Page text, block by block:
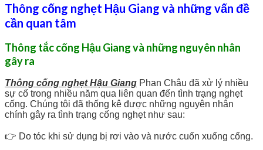
Thông cống nghẹt Hậu Giang và những vấn đề
cần quan tâm
Thông tắc cống Hậu Giang và những nguyên nhân
gây ra
Thông cống nghẹt Hậu Giang Phan Châu đã xử lý nhiều
sự cố trong nhiều năm qua liên quan đến tình trạng nghẹt
cống. Chúng tôi đã thống kê được những nguyên nhân
chính gây ra tình trạng cống nghẹt như sau:
👉 Do tóc khi sử dụng bị rơi vào và nước cuốn xuống cống.